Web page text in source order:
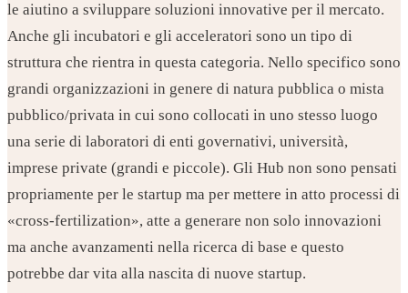
le aiutino a sviluppare soluzioni innovative per il mercato.
Anche gli incubatori e gli acceleratori sono un tipo di
struttura che rientra in questa categoria. Nello specifico sono
grandi organizzazioni in genere di natura pubblica o mista
pubblico/privata in cui sono collocati in uno stesso luogo
una serie di laboratori di enti governativi, università,
imprese private (grandi e piccole). Gli Hub non sono pensati
propriamente per le startup ma per mettere in atto processi di
«cross-fertilization», atte a generare non solo innovazioni
ma anche avanzamenti nella ricerca di base e questo
potrebbe dar vita alla nascita di nuove startup.